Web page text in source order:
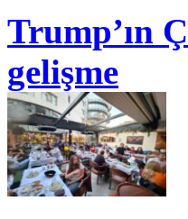
Trump’ın
gelişme